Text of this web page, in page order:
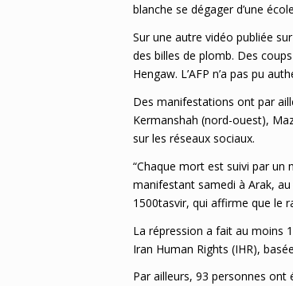
blanche se dégager d’une
Sur une autre vidéo publiée
des billes de plomb. Des
Hengaw. L’AFP n’a pas pu
Des manifestations ont par
Kermanshah (nord-ouest),
sur les réseaux sociaux.
“Chaque mort est suivi par un
manifestant samedi à Arak,
1500tasvir, qui affirme que le
La répression a fait au moins
Iran Human Rights (IHR),
Par ailleurs, 93 personnes